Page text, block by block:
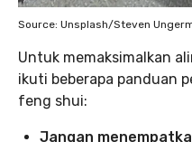
Source: Unsplash/Steven
Untuk memaksimalkan
ikuti beberapa panduan
feng shui:
Jangan